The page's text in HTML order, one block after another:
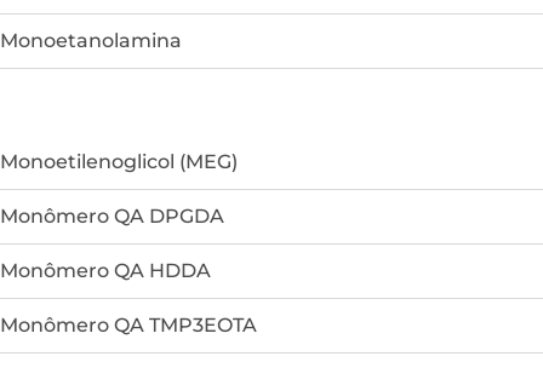
Monoetanolamina
Monoetilenoglicol (MEG)
Monômero QA DPGDA
Monômero QA HDDA
Monômero QA TMP3EOTA